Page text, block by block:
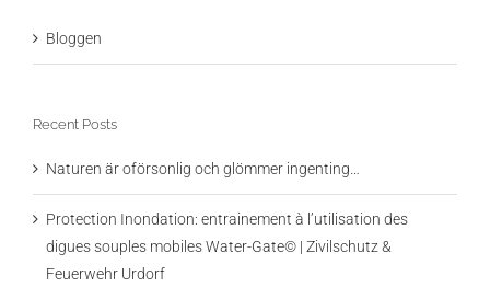
Bloggen
Recent Posts
Naturen är oförsonlig och glömmer ingenting…
Protection Inondation: entrainement à l’utilisation des
digues souples mobiles Water-Gate© | Zivilschutz &
Feuerwehr Urdorf